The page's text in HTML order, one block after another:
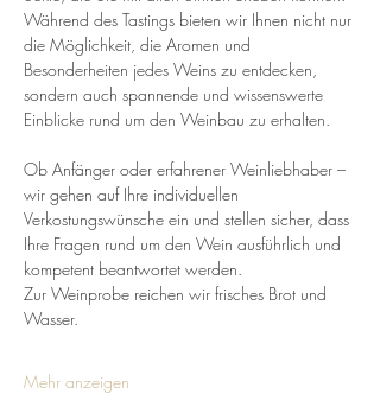
Während des Tastings bieten wir Ihnen nicht nur
die Möglichkeit, die Aromen und
Besonderheiten jedes Weins zu entdecken,
sondern auch spannende und wissenswerte
Einblicke rund um den Weinbau zu erhalten.
Ob Anfänger oder erfahrener Weinliebhaber –
wir gehen auf Ihre individuellen
Verkostungswünsche ein und stellen sicher, dass
Ihre Fragen rund um den Wein ausführlich und
kompetent beantwortet werden.
Zur Weinprobe reichen wir frisches Brot und
Wasser.
Mehr anzeigen